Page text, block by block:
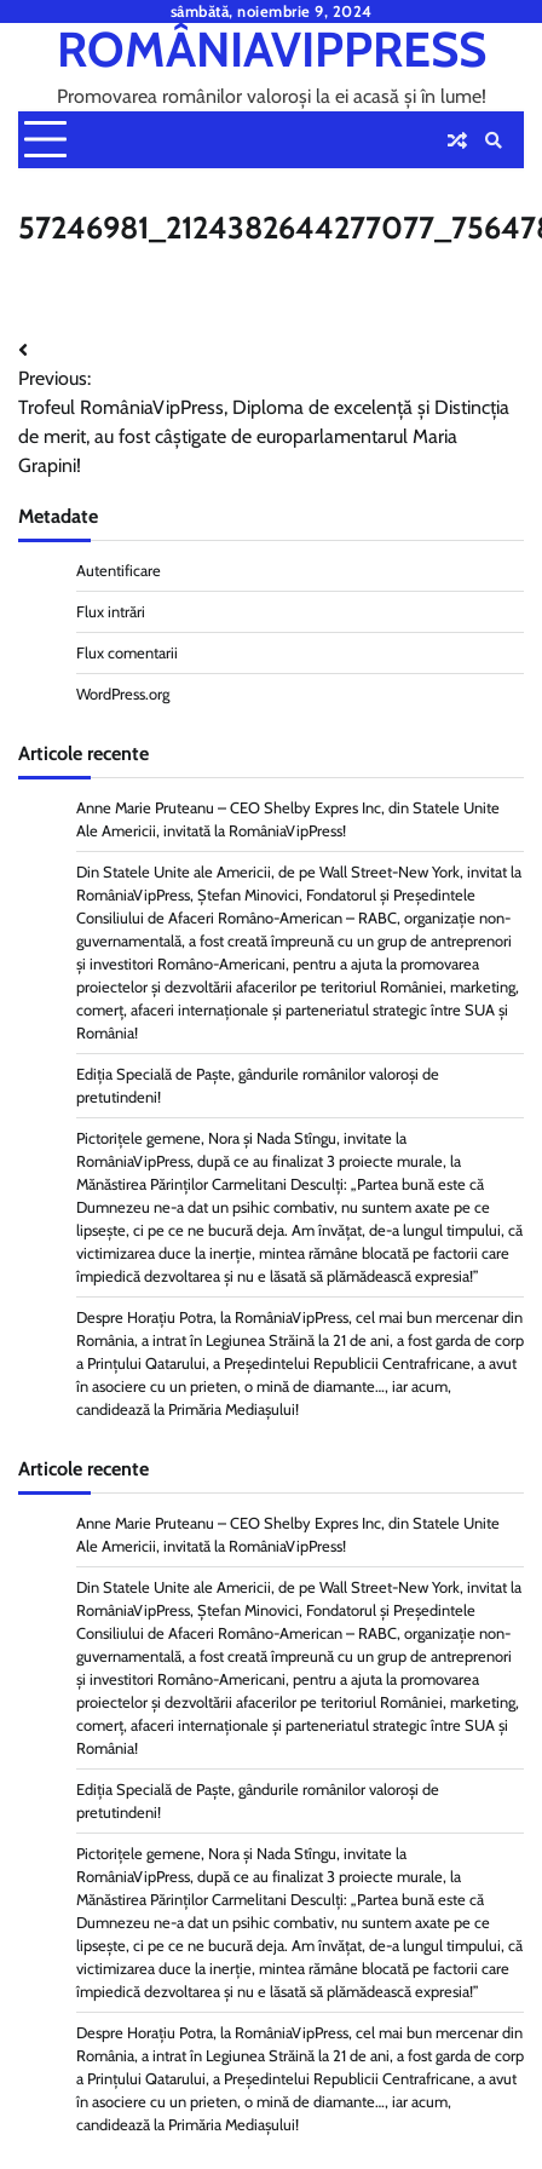
content
sâmbătă, noiembrie 9, 2024
ROMÂNIAVIPPRESS
Promovarea românilor valoroși la ei acasă și în lume!
Navigare
în
articole
Previous:
Trofeul RomâniaVipPress, Diploma de excelență și Distincția
de merit, au fost câștigate de europarlamentarul Maria
Grapini!
Metadate
Autentificare
Flux intrări
Flux comentarii
WordPress.org
Articole recente
Anne Marie Pruteanu – CEO Shelby Expres Inc, din Statele Unite
Ale Americii, invitată la RomâniaVipPress!
Din Statele Unite ale Americii, de pe Wall Street-New York, invitat la
RomâniaVipPress, Ștefan Minovici, Fondatorul și Președintele
Consiliului de Afaceri Româno-American – RABC, organizație non-
guvernamentală, a fost creată împreună cu un grup de antreprenori
și investitori Româno-Americani, pentru a ajuta la promovarea
proiectelor și dezvoltării afacerilor pe teritoriul României, marketing,
comerț, afaceri internaționale și parteneriatul strategic între SUA și
România!
Ediția Specială de Paște, gândurile românilor valoroși de
pretutindeni!
Pictorițele gemene, Nora și Nada Stîngu, invitate la
RomâniaVipPress, după ce au finalizat 3 proiecte murale, la
Mănăstirea Părinților Carmelitani Desculți: „Partea bună este că
Dumnezeu ne-a dat un psihic combativ, nu suntem axate pe ce
lipsește, ci pe ce ne bucură deja. Am învățat, de-a lungul timpului, că
victimizarea duce la inerție, mintea rămâne blocată pe factorii care
împiedică dezvoltarea și nu e lăsată să plămădească expresia!”
Despre Horațiu Potra, la RomâniaVipPress, cel mai bun mercenar din
România, a intrat în Legiunea Străină la 21 de ani, a fost garda de corp
a Prințului Qatarului, a Președintelui Republicii Centrafricane, a avut
în asociere cu un prieten, o mină de diamante…, iar acum,
candidează la Primăria Mediașului!
Articole recente
Anne Marie Pruteanu – CEO Shelby Expres Inc, din Statele Unite
Ale Americii, invitată la RomâniaVipPress!
Din Statele Unite ale Americii, de pe Wall Street-New York, invitat la
RomâniaVipPress, Ștefan Minovici, Fondatorul și Președintele
Consiliului de Afaceri Româno-American – RABC, organizație non-
guvernamentală, a fost creată împreună cu un grup de antreprenori
și investitori Româno-Americani, pentru a ajuta la promovarea
proiectelor și dezvoltării afacerilor pe teritoriul României, marketing,
comerț, afaceri internaționale și parteneriatul strategic între SUA și
România!
Ediția Specială de Paște, gândurile românilor valoroși de
pretutindeni!
Pictorițele gemene, Nora și Nada Stîngu, invitate la
RomâniaVipPress, după ce au finalizat 3 proiecte murale, la
Mănăstirea Părinților Carmelitani Desculți: „Partea bună este că
Dumnezeu ne-a dat un psihic combativ, nu suntem axate pe ce
lipsește, ci pe ce ne bucură deja. Am învățat, de-a lungul timpului, că
victimizarea duce la inerție, mintea rămâne blocată pe factorii care
împiedică dezvoltarea și nu e lăsată să plămădească expresia!”
Despre Horațiu Potra, la RomâniaVipPress, cel mai bun mercenar din
România, a intrat în Legiunea Străină la 21 de ani, a fost garda de corp
a Prințului Qatarului, a Președintelui Republicii Centrafricane, a avut
în asociere cu un prieten, o mină de diamante…, iar acum,
candidează la Primăria Mediașului!